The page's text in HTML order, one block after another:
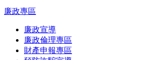
廉政專區
廉政宣導
廉政倫理專區
財產申報專區